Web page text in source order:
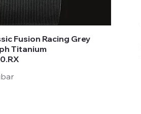
Fusion Racing Grey
Titanium